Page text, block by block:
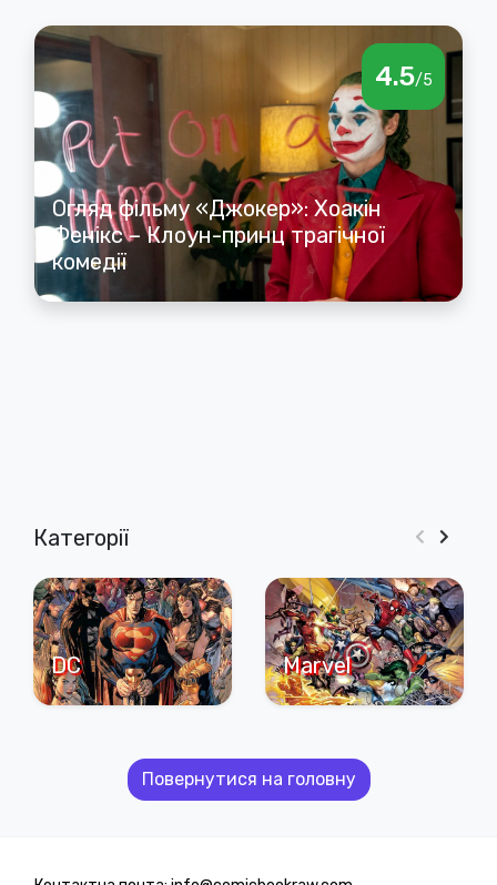
Огляд фільму «Джокер»: Хоакін
Фенікс – Клоун-принц трагічної
комедії
4.5/5
Категорії
DC Marvel
Повернутися на головну